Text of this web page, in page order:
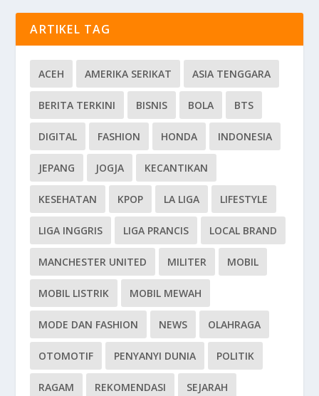
ARTIKEL TAG
ACEH AMERIKA SERIKAT ASIA TENGGARA
BERITA TERKINI BISNIS BOLA BTS
DIGITAL FASHION HONDA INDONESIA
JEPANG JOGJA KECANTIKAN
KESEHATAN KPOP LA LIGA LIFESTYLE
LIGA INGGRIS LIGA PRANCIS LOCAL BRAND
MANCHESTER UNITED MILITER MOBIL
MOBIL LISTRIK MOBIL MEWAH
MODE DAN FASHION NEWS OLAHRAGA
OTOMOTIF PENYANYI DUNIA POLITIK
RAGAM REKOMENDASI SEJARAH